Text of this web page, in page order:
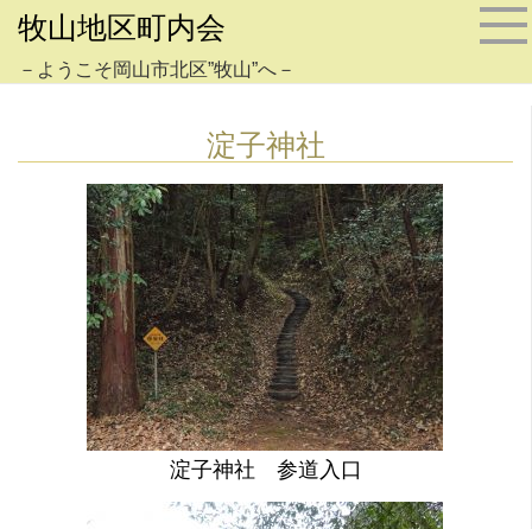
牧山地区町内会
－ようこそ岡山市北区”牧山”へ－
淀子神社
淀子神社 参道入口